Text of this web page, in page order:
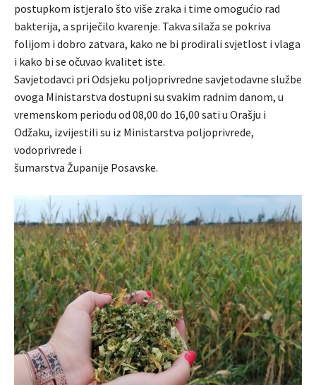
postupkom istjeralo što više zraka i time omogućio rad
bakterija, a spriječilo kvarenje. Takva silaža se pokriva
folijom i dobro zatvara, kako ne bi prodirali svjetlost i vlaga
i kako bi se očuvao kvalitet iste.
Savjetodavci pri Odsjeku poljoprivredne savjetodavne službe
ovoga Ministarstva dostupni su svakim radnim danom, u
vremenskom periodu od 08,00 do 16,00 sati u Orašju i
Odžaku, izvijestili su iz Ministarstva poljoprivrede,
vodoprivrede i
šumarstva Županije Posavske.